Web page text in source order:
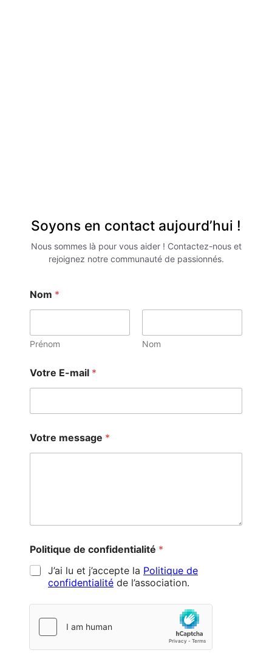
Soyons en contact aujourd’hui !
Nous sommes là pour vous aider ! Contactez-nous et
rejoignez notre communauté de passionnés.
o
m
n
d
e
t
a
i
Nom *
Prénom Nom
Votre E-mail *
Votre message *
Politique de confidentialité *
J’ai lu et j’accepte la Politique de
confidentialité de l’association.